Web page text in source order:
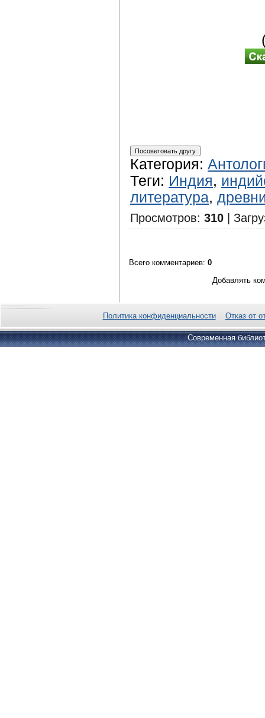
Категория:
Теги: Индия,
литература,
Просмотров: 310
Всего комментариев: 0
Добавлять
Политика конфиденциальности Отказ от
Современная